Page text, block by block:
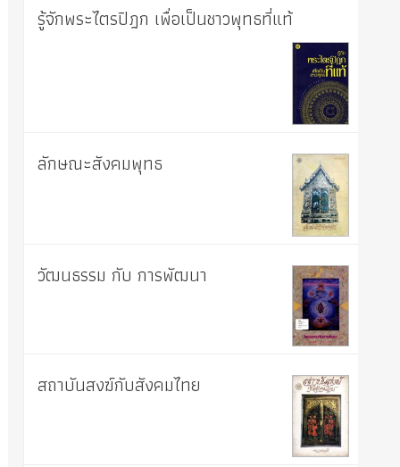
รู้จักพระไตรปิฎก เพื่อเป็นชาวพุทธที่แท้
ลักษณะสังคมพุทธ
วัฒนธรรม กับ การพัฒนา
สถาบันสงฆ์กับสังคมไทย